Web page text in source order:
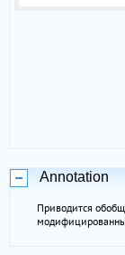
Annotation
Приводится